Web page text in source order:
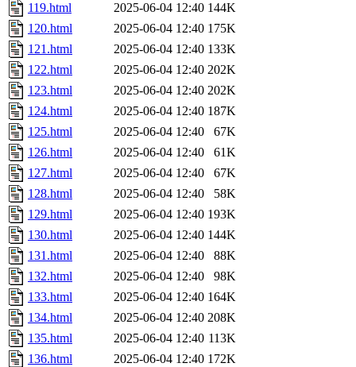
119.html
2025-06-04 12:40 144K
120.html
2025-06-04 12:40 175K
121.html
2025-06-04 12:40 133K
122.html
2025-06-04 12:40 202K
123.html
2025-06-04 12:40 202K
124.html
2025-06-04 12:40 187K
125.html
2025-06-04 12:40
67K
126.html
2025-06-04 12:40
61K
127.html
2025-06-04 12:40
67K
128.html
2025-06-04 12:40
58K
129.html
2025-06-04 12:40 193K
130.html
2025-06-04 12:40 144K
131.html
2025-06-04 12:40
88K
132.html
2025-06-04 12:40
98K
133.html
2025-06-04 12:40 164K
134.html
2025-06-04 12:40 208K
135.html
2025-06-04 12:40 113K
136.html
2025-06-04 12:40 172K